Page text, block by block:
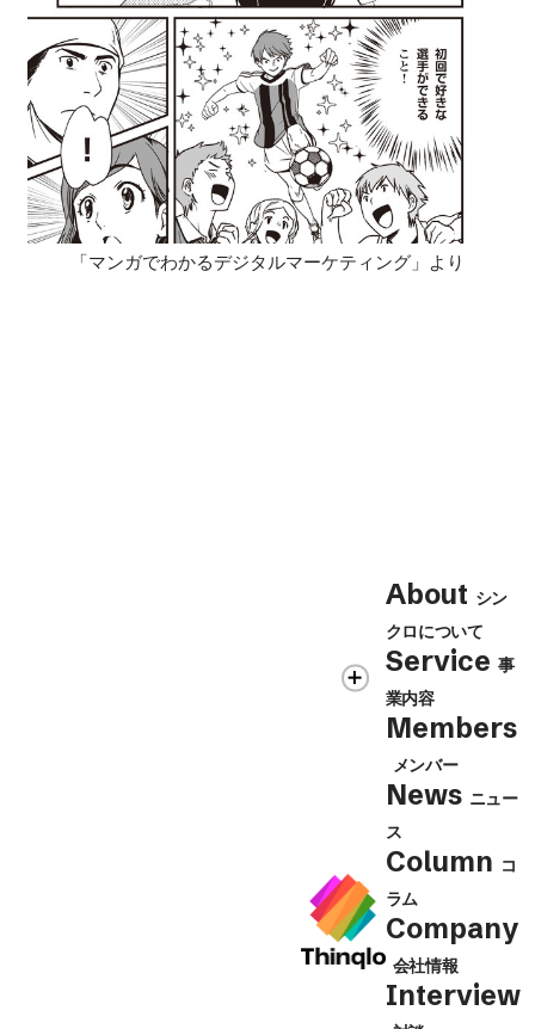
「マンガでわかるデジタルマーケティング」より
About シン
クロについて
Service 事
業内容
Members
メンバー
News ニュー
ス
Column コ
ラム
Company
会社情報
Interview